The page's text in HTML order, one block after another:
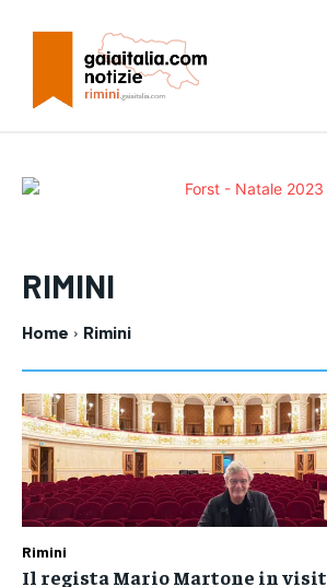
RIMINI
Home Rimini
Rimini
Il regista Mario Martone in